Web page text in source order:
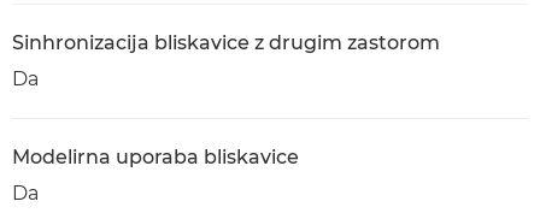
Sinhronizacija bliskavice z drugim zastorom
Da
Modelirna uporaba bliskavice
Da